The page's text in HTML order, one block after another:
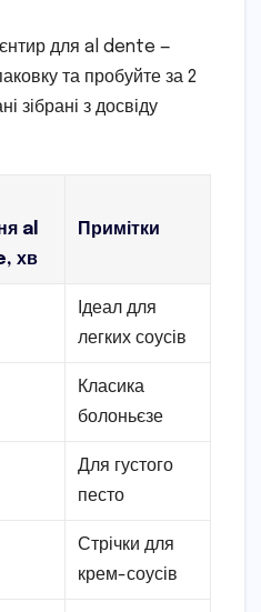
для al dente —
та пробуйте за 2
зібрані з досвіду
al
хв
Примітки
Ідеал для
легких соусів
Класика
болоньєзе
Для густого
песто
Стрічки для
крем-соусів